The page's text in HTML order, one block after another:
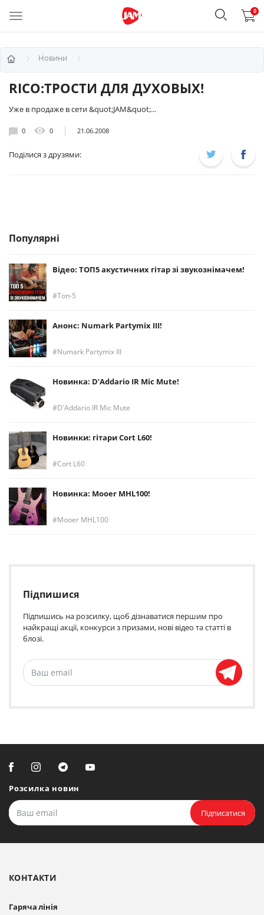
0
Новини
RICO:ТРОСТИ ДЛЯ ДУХОВЫХ!
Уже в продаже в сети &quot;JAM&quot;...
0 0 21.06.2008
Поділися з друзями:
Популярні
Відео: ТОП5 акустичних гітар зі звукознімачем!
Топ-5
Анонс: Numark Partymix III!
Numark Partymix III
Новинка: D’Addario IR Mic Mute!
D'Addario IR Mic Mute
Новинки: гітари Cort L60!
Cort L60
Новинка: Mooer MHL100!
Mooer MHL100
Підпишися
Підпишись на розсилку, щоб дізнаватися першим про
найкращі акції, конкурси з призами, нові відео та статті в
блозі.
Розсилка новин
Підписатися
КОНТАКТИ
Гаряча лінія